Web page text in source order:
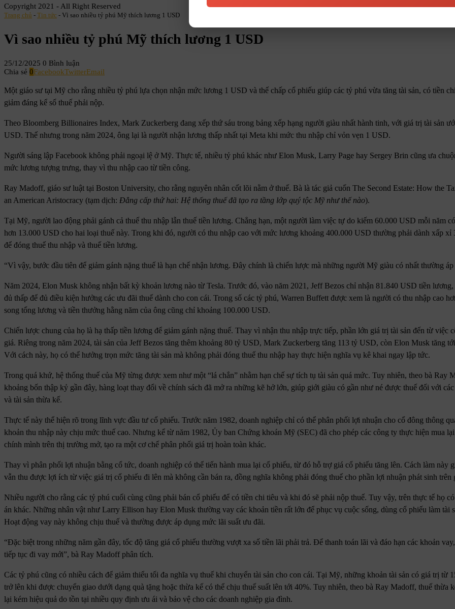
Copyright 2021 - All Right Reserved
Trang chủ - Tin tức - Vì sao nhiều tỷ phú Mỹ thích lương 1 USD
Vì sao nhiều tỷ phú Mỹ thích lương 1 USD
25/12/2025 0 Bình luận
Chia sẻ 0FacebookTwitterEmail
Một giáo sư tại Mỹ cho rằng nhiều tỷ phú lựa chọn nhận mức lương 1 USD và thế chấp cổ phiếu giúp các tỷ phú vừa tăng tài sản, có tiền
giảm đáng kể số thuế phải nộp.
Theo Bloomberg Billionaires Index, Mark Zuckerberg đang xếp thứ sáu trong bảng xếp hạng người giàu nhất hành tinh, với giá trị tài sản
USD. Thế nhưng trong năm 2024, ông lại là người nhận lương thấp nhất tại Meta khi mức thu nhập chỉ vỏn vẹn 1 USD.
Người sáng lập Facebook không phải ngoại lệ ở Mỹ. Thực tế, nhiều tỷ phú khác như Elon Musk, Larry Page hay Sergey Brin cũng ưa
mức lương tượng trưng, thay vì thu nhập cao từ tiền công.
Ray Madoff, giáo sư luật tại Boston University, cho rằng nguyên nhân cốt lõi nằm ở thuế. Bà là tác giả cuốn The Second Estate: How the
an American Aristocracy (tạm dịch: Đẳng cấp thứ hai: Hệ thống thuế đã tạo ra tầng lớp quý tộc Mỹ như thế nào).
Tại Mỹ, người lao động phải gánh cả thuế thu nhập lẫn thuế tiền lương. Chẳng hạn, một người làm việc tự do kiếm 60.000 USD mỗi năm
hơn 13.000 USD cho hai loại thuế này. Trong khi đó, người có thu nhập cao với mức lương khoảng 400.000 USD thường phải dành xấp xỉ
để đóng thuế thu nhập và thuế tiền lương.
“Vì vậy, bước đầu tiên để giảm gánh nặng thuế là hạn chế nhận lương. Đây chính là chiến lược mà những người Mỹ giàu có nhất thường áp
Năm 2024, Elon Musk không nhận bất kỳ khoản lương nào từ Tesla. Trước đó, vào năm 2021, Jeff Bezos chỉ nhận 81.840 USD tiền
đủ thấp để đủ điều kiện hưởng các ưu đãi thuế dành cho con cái. Trong số các tỷ phú, Warren Buffett được xem là người có thu nhập cao
song tổng lương và tiền thưởng hằng năm của ông cũng chỉ khoảng 100.000 USD.
Chiến lược chung của họ là hạ thấp tiền lương để giảm gánh nặng thuế. Thay vì nhận thu nhập trực tiếp, phần lớn giá trị tài sản đến từ việc
giá. Riêng trong năm 2024, tài sản của Jeff Bezos tăng thêm khoảng 80 tỷ USD, Mark Zuckerberg tăng 113 tỷ USD, còn Elon Musk tăng
Với cách này, họ có thể hưởng trọn mức tăng tài sản mà không phải đóng thuế thu nhập hay thực hiện nghĩa vụ kê khai ngay lập tức.
Trong quá khứ, hệ thống thuế của Mỹ từng được xem như một “lá chắn” nhằm hạn chế sự tích tụ tài sản quá mức. Tuy nhiên, theo bà Ray
khoảng bốn thập kỷ gần đây, hàng loạt thay đổi về chính sách đã mở ra những kẽ hở lớn, giúp giới giàu có gần như né được thuế đối với
và tài sản thừa kế.
Thực tế này thể hiện rõ trong lĩnh vực đầu tư cổ phiếu. Trước năm 1982, doanh nghiệp chỉ có thể phân phối lợi nhuận cho cổ đông thông
khoản thu nhập này chịu mức thuế cao. Nhưng kể từ năm 1982, Ủy ban Chứng khoán Mỹ (SEC) đã cho phép các công ty thực hiện mua
chính mình trên thị trường mở, tạo ra một cơ chế phân phối giá trị hoàn toàn khác.
Thay vì phân phối lợi nhuận bằng cổ tức, doanh nghiệp có thể tiến hành mua lại cổ phiếu, từ đó hỗ trợ giá cổ phiếu tăng lên. Cách làm này
vẫn thu được lợi ích từ việc giá trị cổ phiếu đi lên mà không cần bán ra, đồng nghĩa không phải đóng thuế cho phần lợi nhuận phát sinh trên
Nhiều người cho rằng các tỷ phú cuối cùng cũng phải bán cổ phiếu để có tiền chi tiêu và khi đó sẽ phải nộp thuế. Tuy vậy, trên thực tế họ
án khác. Những nhân vật như Larry Ellison hay Elon Musk thường vay các khoản tiền rất lớn để phục vụ cuộc sống, dùng cổ phiếu làm tài
Hoạt động vay này không chịu thuế và thường được áp dụng mức lãi suất ưu đãi.
“Đặc biệt trong những năm gần đây, tốc độ tăng giá cổ phiếu thường vượt xa số tiền lãi phải trả. Để thanh toán lãi và đáo hạn các khoản
tiếp tục đi vay mới”, bà Ray Madoff phân tích.
Các tỷ phú cũng có nhiều cách để giảm thiểu tối đa nghĩa vụ thuế khi chuyển tài sản cho con cái. Tại Mỹ, những khoản tài sản có giá trị từ
trở lên khi được chuyển giao dưới dạng quà tặng hoặc thừa kế có thể chịu thuế suất lên tới 40%. Tuy nhiên, theo bà Ray Madoff, thuế thừa
lại kém hiệu quả do tồn tại nhiều quy định ưu ái và bảo vệ cho các doanh nghiệp gia đình.